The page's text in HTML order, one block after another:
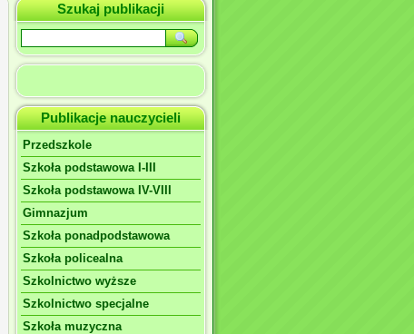
Szukaj publikacji
Publikacje nauczycieli
Przedszkole
Szkoła podstawowa I-III
Szkoła podstawowa IV-VIII
Gimnazjum
Szkoła ponadpodstawowa
Szkoła policealna
Szkolnictwo wyższe
Szkolnictwo specjalne
Szkoła muzyczna